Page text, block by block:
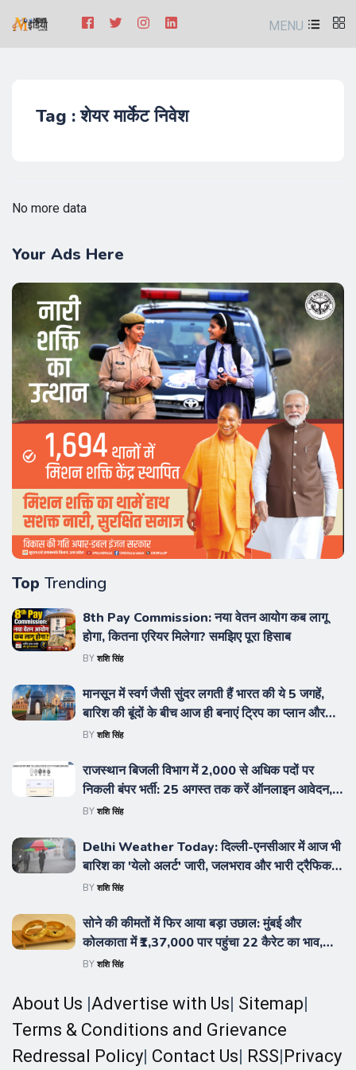
MENU
Tag : शेयर मार्केट निवेश
No more data
Your Ads Here
Top Trending
8th Pay Commission: नया वेतन आयोग कब लागू
होगा, कितना एरियर मिलेगा? समझिए पूरा हिसाब
BYशशि सिंह
मानसून में स्वर्ग जैसी सुंदर लगती हैं भारत की ये 5 जगहें,
बारिश की बूंदों के बीच आज ही बनाएं ट्रिप का प्लान और
एक्सप्लोर करें कुदरत का असली निखार
BYशशि सिंह
राजस्थान बिजली विभाग में 2,000 से अधिक पदों पर
निकली बंपर भर्ती: 25 अगस्त तक करें ऑनलाइन आवेदन,
जानें योग्यता, आयु सीमा और चयन प्रक्रिया की पूरी डिटेल
BYशशि सिंह
Delhi Weather Today: दिल्ली-एनसीआर में आज भी
बारिश का 'येलो अलर्ट' जारी, जलभराव और भारी ट्रैफिक
जाम से थमी रफ्तार; आईएमडी की यात्रा से पहले एडवाइजरी
BYशशि सिंह
सोने की कीमतों में फिर आया बड़ा उछाल: मुंबई और
कोलकाता में ₹1,37,000 पार पहुंचा 22 कैरेट का भाव,
जानिए 24 कैरेट और चांदी की नई दरें
BYशशि सिंह
About Us Advertise with Us Sitemap
Terms & Conditions and Grievance
Redressal Policy Contact Us RSS Privacy